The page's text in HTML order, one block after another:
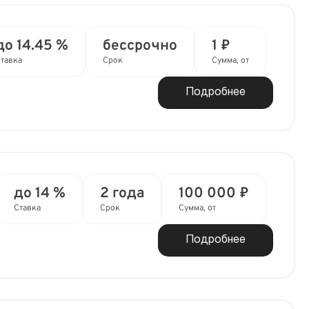
14.45 % бессрочно
Срок
1 ₽
Сумма, от
Подробнее
до 14 %
Ставка
2 года
Срок
100 000 ₽
Сумма, от
Подробнее